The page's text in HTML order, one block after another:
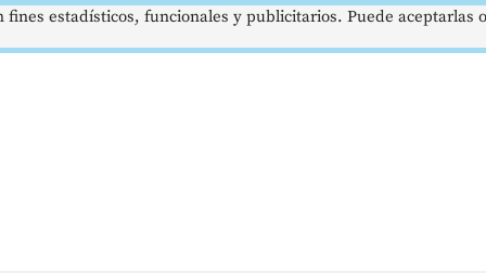
estadísticos, funcionales y publicitarios. Puede aceptarlas